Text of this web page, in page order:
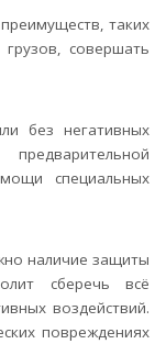
таких
совершать
без негативных
специальных
наличие защиты
сберечь всё
воздействий.
повреждениях